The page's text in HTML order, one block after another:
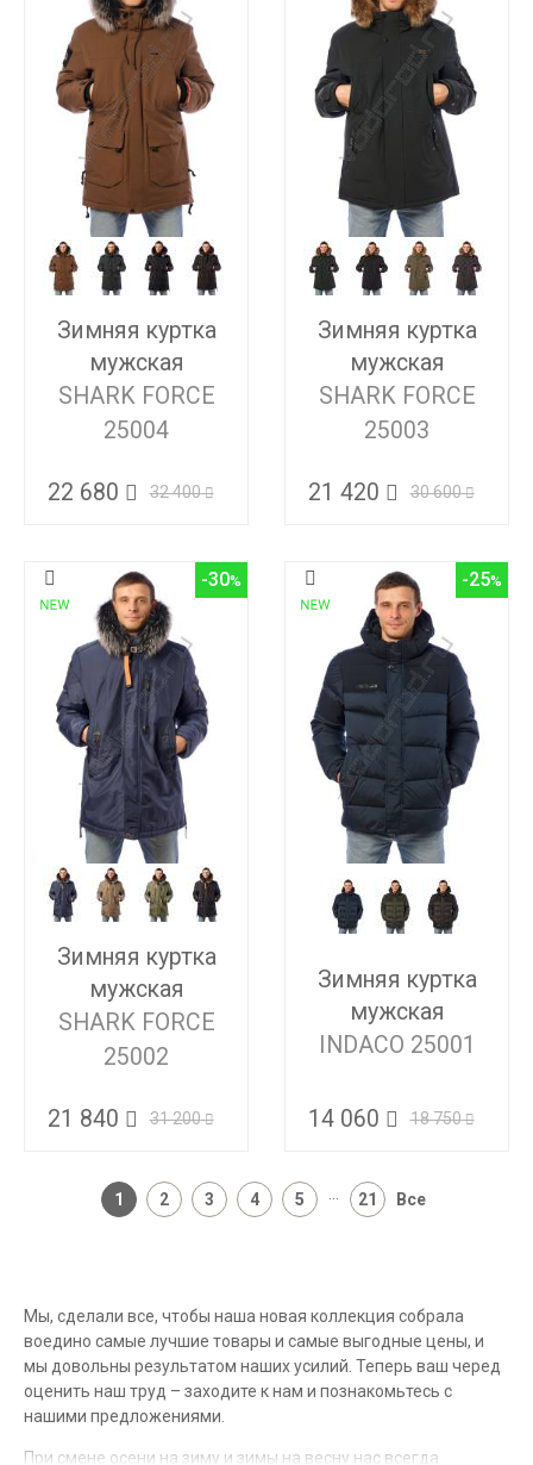
Зимняя куртка
мужская
SHARK FORCE
25004
22 680 32 400
Зимняя куртка
мужская
SHARK FORCE
25003
21 420 30 600
-30
Зимняя куртка
мужская
SHARK FORCE
25002
21 840 31 200
-25
Зимняя куртка
мужская
INDACO 25001
14 060 18 750
1 2 3 4 5 21 Все
Мы, сделали все, чтобы наша новая коллекция собрала
воедино самые лучшие товары и самые выгодные цены, и
мы довольны результатом наших усилий. Теперь ваш черед
оценить наш труд – заходите к нам и познакомьтесь с
нашими предложениями.
При смене осени на зиму и зимы на весну нас всегда